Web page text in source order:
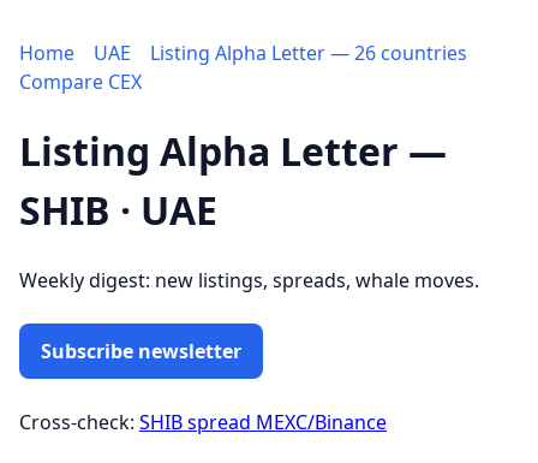
Home UAE
Listing Alpha Letter — 26 countries
Compare CEX
Listing Alpha Letter —
SHIB · UAE
Weekly digest: new listings, spreads, whale moves.
Subscribe newsletter
Cross-check: SHIB spread MEXC/Binance